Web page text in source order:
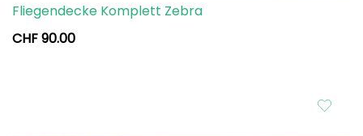
Fliegendecke Komplett Zebra
CHF90.00